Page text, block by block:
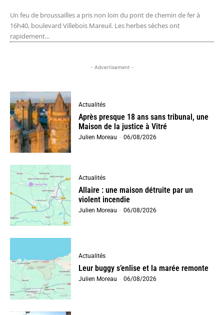
Un feu de broussailles a pris non loin du pont de chemin de fer à
16h40, boulevard Villebois Mareuil. Les herbes sèches ont
rapidement...
- Advertisement -
Actualités
Après presque 18 ans sans tribunal, une
Maison de la justice à Vitré
Julien Moreau - 06/08/2026
Actualités
Allaire : une maison détruite par un
violent incendie
Julien Moreau - 06/08/2026
Actualités
Leur buggy s’enlise et la marée remonte
Julien Moreau - 06/08/2026